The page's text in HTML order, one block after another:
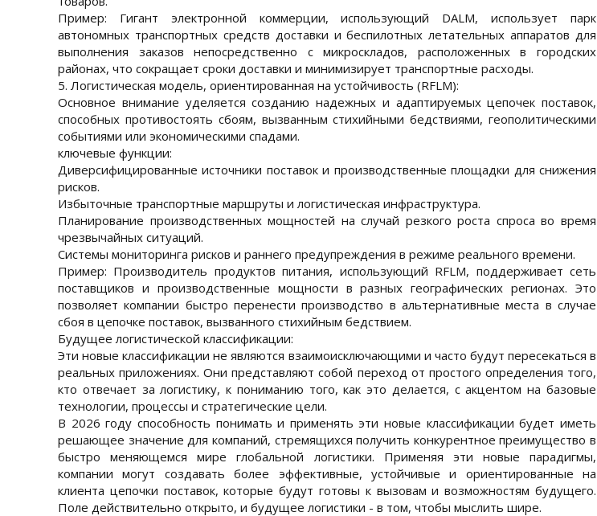
Пример: Гигант электронной коммерции, использующий DALM, использует парк
автономных транспортных средств доставки и беспилотных летательных аппаратов для
выполнения заказов непосредственно с микроскладов, расположенных в городских
районах, что сокращает сроки доставки и минимизирует транспортные расходы.
5. Логистическая модель, ориентированная на устойчивость (RFLM):
Основное внимание уделяется созданию надежных и адаптируемых цепочек поставок,
способных противостоять сбоям, вызванным стихийными бедствиями, геополитическими
событиями или экономическими спадами.
ключевые функции:
Диверсифицированные источники поставок и производственные площадки для снижения
рисков.
Избыточные транспортные маршруты и логистическая инфраструктура.
Планирование производственных мощностей на случай резкого роста спроса во время
чрезвычайных ситуаций.
Системы мониторинга рисков и раннего предупреждения в режиме реального времени.
Пример: Производитель продуктов питания, использующий RFLM, поддерживает сеть
поставщиков и производственные мощности в разных географических регионах. Это
позволяет компании быстро перенести производство в альтернативные места в случае
сбоя в цепочке поставок, вызванного стихийным бедствием.
Будущее логистической классификации:
Эти новые классификации не являются взаимоисключающими и часто будут пересекаться в
реальных приложениях. Они представляют собой переход от простого определения того,
кто отвечает за логистику, к пониманию того, как это делается, с акцентом на базовые
технологии, процессы и стратегические цели.
В 2026 году способность понимать и применять эти новые классификации будет иметь
решающее значение для компаний, стремящихся получить конкурентное преимущество в
быстро меняющемся мире глобальной логистики. Применяя эти новые парадигмы,
компании могут создавать более эффективные, устойчивые и ориентированные на
клиента цепочки поставок, которые будут готовы к вызовам и возможностям будущего.
Поле действительно открыто, и будущее логистики - в том, чтобы мыслить шире.